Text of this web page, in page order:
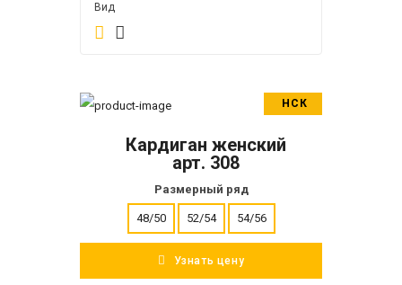
Вид
НСК
ПОДРОБНЕЕ
Кардиган женский
арт. 308
Размерный ряд
48/50 52/54 54/56
Узнать цену